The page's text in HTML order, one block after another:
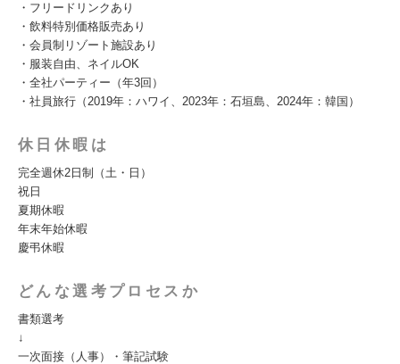
・フリードリンクあり
・飲料特別価格販売あり
・会員制リゾート施設あり
・服装自由、ネイルOK
・全社パーティー（年3回）
・社員旅行（2019年：ハワイ、2023年：石垣島、2024年：韓国）
休日休暇は
完全週休2日制（土・日）
祝日
夏期休暇
年末年始休暇
慶弔休暇
どんな選考プロセスか
書類選考
↓
一次面接（人事）・筆記試験